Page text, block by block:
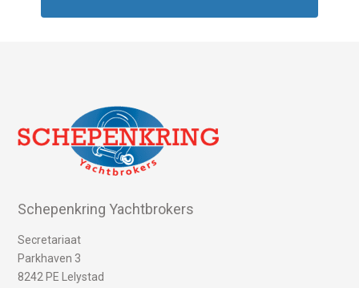
Schepenkring Yachtbrokers
Secretariaat
Parkhaven 3
8242 PE Lelystad